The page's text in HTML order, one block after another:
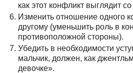
как этот конфликт выглядит
Изменить отношение одного
другому (уменьшить роль в
противоположной стороны).
Убедить в необходимости
мальчик, должен, как
девочке».